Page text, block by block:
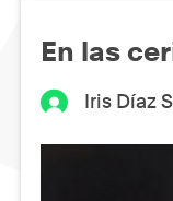
En las
Iris Díaz